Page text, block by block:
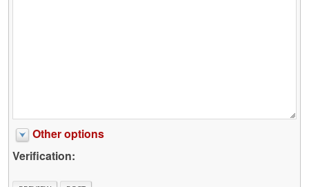
Other options
Verification: